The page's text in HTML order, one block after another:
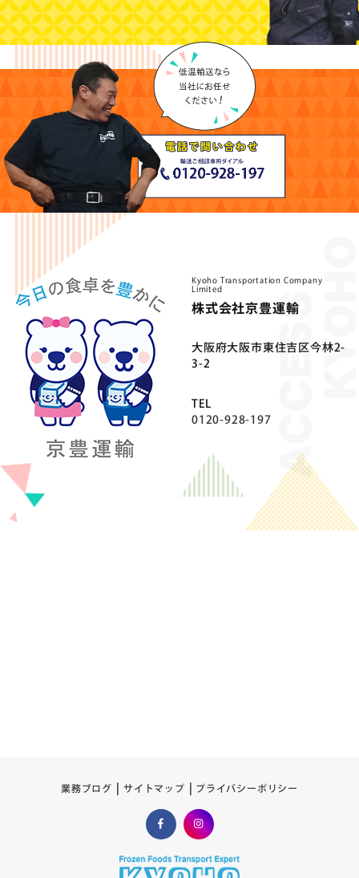
Kyoho Transportation Company
Limited
株式会社京豊運輸
⼤阪府⼤阪市東住吉区今林2-
3-2
TEL
0120-928-197
業務ブログ サイトマップ プライバシーポリシー